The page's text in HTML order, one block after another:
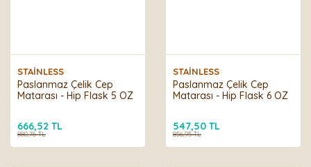
STAİNLESS
Paslanmaz Çelik Cep
Matarası - Hip Flask 5 OZ
666,52 TL
880,76 TL
STAİNLESS
Paslanmaz Çelik Cep
Matarası - Hip Flask 6 OZ
547,50 TL
856,95 TL